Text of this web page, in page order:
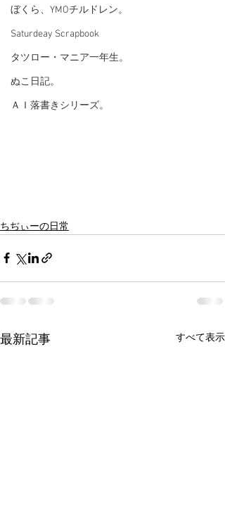
ぼくら、YMOチルドレン。
Saturdeay Scrapbook
タツロー・マニア一年生。
ぬこ日記。
ＡＩ落書きシリーズ。
ちぢぃーの日常
最新記事 すべて表示